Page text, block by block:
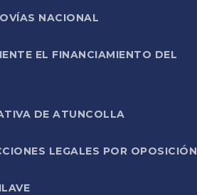
NACIONAL
EL FINANCIAMIENTO DEL
DE ATUNCOLLA
LEGALES POR OPOSICIÓN